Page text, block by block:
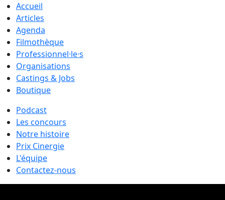
Accueil
Articles
Agenda
Filmothèque
Professionnel·le·s
Organisations
Castings & Jobs
Boutique
Podcast
Les concours
Notre histoire
Prix Cinergie
L'équipe
Contactez-nous